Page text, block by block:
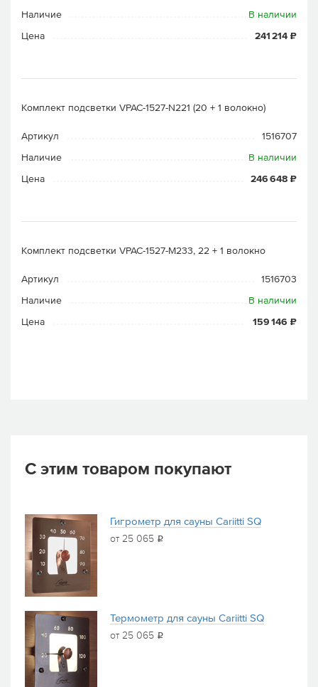
Наличие
В наличии
Цена
241 214 ₽
Комплект подсветки VPAC-1527-N221 (20 + 1 волокно)
Артикул
1516707
Наличие
В наличии
Цена
246 648 ₽
Комплект подсветки VPAC-1527-M233, 22 + 1 волокно
Артикул
1516703
Наличие
В наличии
Цена
159 146 ₽
С этим товаром покупают
Гигрометр для сауны Cariitti SQ
от 25 065 i
Термометр для сауны Cariitti SQ
от 25 065 i